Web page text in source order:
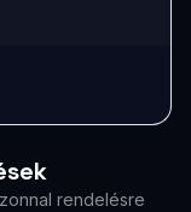
rendelésre